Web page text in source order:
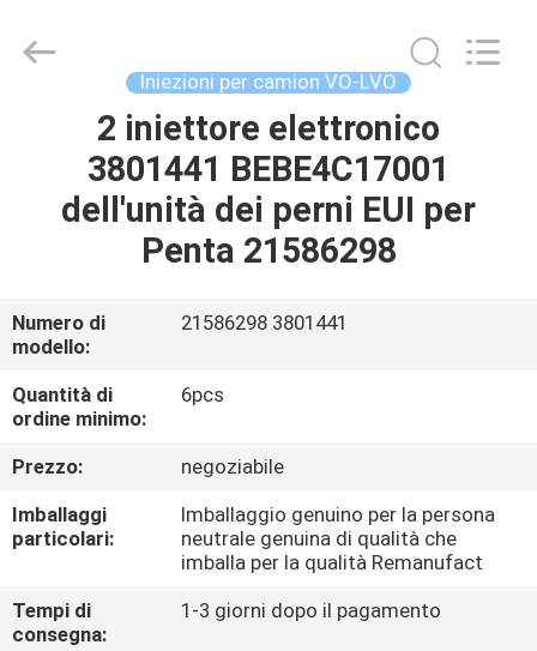
PRODOTTI
SU
DI
NOI
VISITA
ALLA
FABBRICA
Parts
Iniezioni per camion VO-LVO
2 iniettore elettronico
3801441 BEBE4C17001
dell'unità dei perni EUI per
Penta 21586298
Numero di
modello:
21586298 3801441
Quantità di
ordine minimo:
6pcs
Prezzo:
negoziabile
Imballaggi
particolari:
Imballaggio genuino per la persona
neutrale genuina di qualità che
imballa per la qualità Remanufact
Tempi di
consegna:
1-3 giorni dopo il pagamento